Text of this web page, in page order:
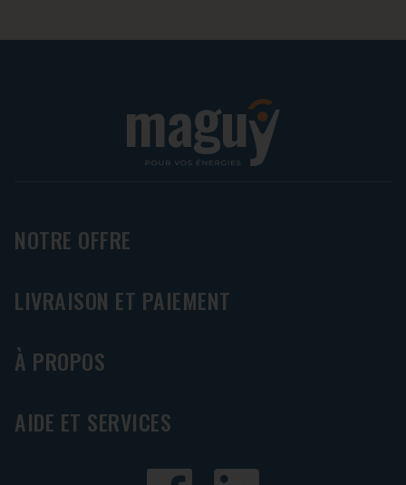
NOTRE OFFRE
LIVRAISON ET PAIEMENT
À PROPOS
AIDE ET SERVICES